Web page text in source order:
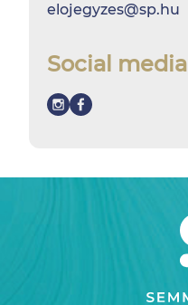
elojegyzes@sp.hu
Social media